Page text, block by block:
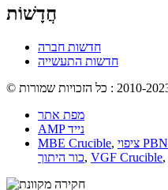
חֲדָשׁוֹת
חדשות חברה
חדשות התעשייה
מפת אתר
AMP נייד
MBE Crucible, ציפוי PBN
כור היתוך, VGF Crucible,